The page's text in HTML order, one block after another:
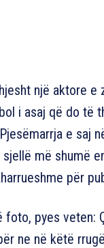
një aktore e
i asaj që do të
e saj
më shumë
për
foto, pyes veten:
ne në këtë